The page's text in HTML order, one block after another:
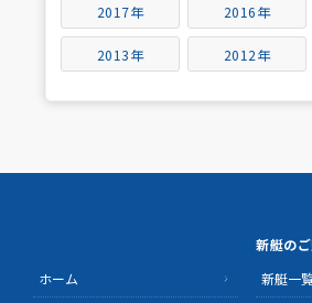
2017年 2016年
2013年 2012年
ホーム
新艇の
新艇一